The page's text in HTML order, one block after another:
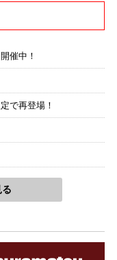
久保はるか編曲）
催中！
で再登場！